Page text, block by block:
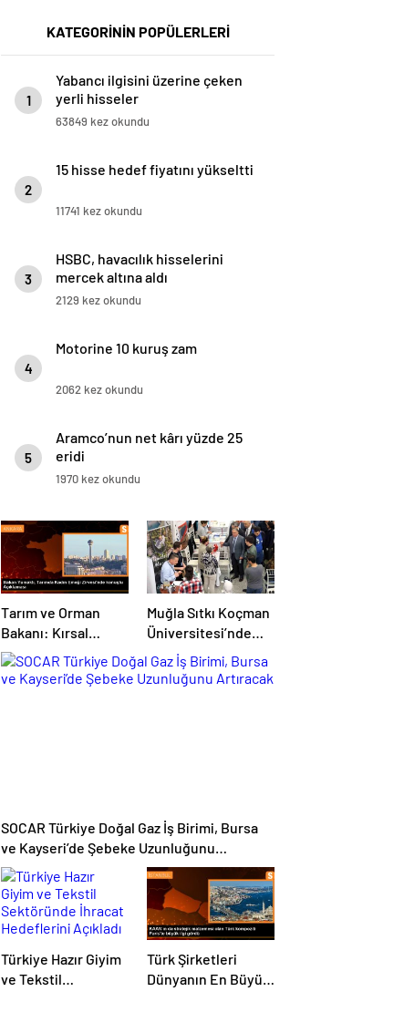
KATEGORİNİN POPÜLERLERİ
1
Yabancı ilgisini üzerine çeken
yerli hisseler
63849 kez okundu
2
15 hisse hedef fiyatını yükseltti
11741 kez okundu
3
HSBC, havacılık hisselerini
mercek altına aldı
2129 kez okundu
4
Motorine 10 kuruş zam
2062 kez okundu
5
Aramco’nun net kârı yüzde 25
eridi
1970 kez okundu
Tarım ve Orman
Bakanı: Kırsal
kalkınmada
gençlere ve
Muğla Sıtkı Koçman
Üniversitesi’nde
Turizm Sektörü ve
Öğrenciler Buluştu
SOCAR Türkiye Doğal Gaz İş Birimi, Bursa
ve Kayseri’de Şebeke Uzunluğunu
Artıracak
Türkiye Hazır Giyim
ve Tekstil
Türk Şirketleri
Dünyanın En Büyük